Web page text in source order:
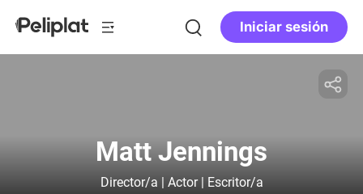
Iniciar sesión
Matt Jennings
Director/a | Actor | Escritor/a